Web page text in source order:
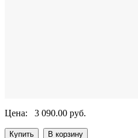
Цена: 3 090.00 руб.